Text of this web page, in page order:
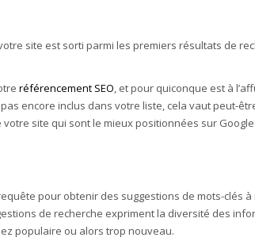
site est sorti parmi les premiers résultats de
référencement SEO, et pour quiconque est à
encore inclus dans votre liste, cela vaut peut-
site qui sont le mieux positionnées sur
pour obtenir des suggestions de mots-clés
de recherche expriment la diversité des
populaire ou alors trop nouveau.